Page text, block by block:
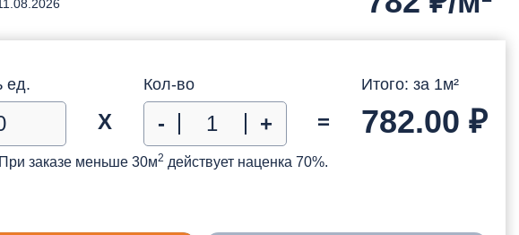
ед.
Х
Кол-во
- + =
Итого: за 1м²
782.00 ₽
заказе меньше 30м2 действует наценка 70%.